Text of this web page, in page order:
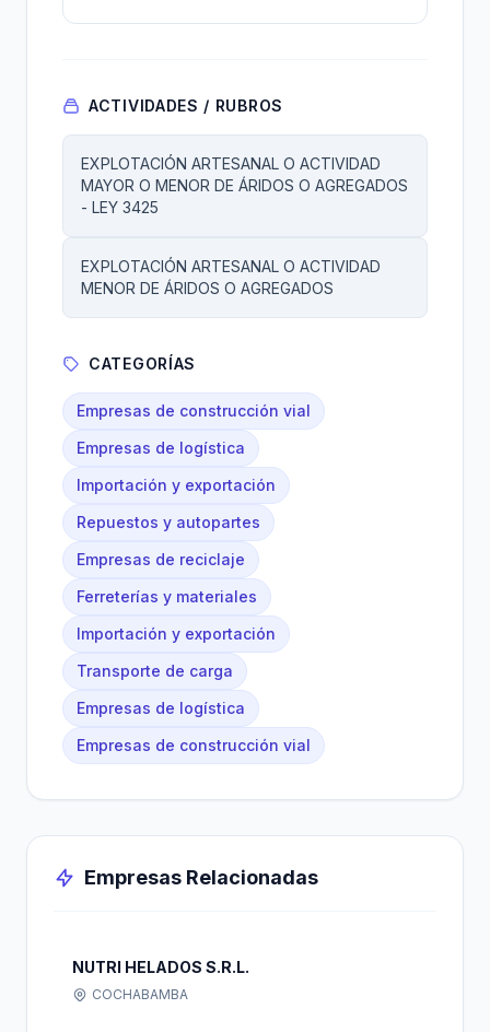
ACTIVIDADES / RUBROS
EXPLOTACIÓN ARTESANAL O ACTIVIDAD
MAYOR O MENOR DE ÁRIDOS O AGREGADOS
- LEY 3425
EXPLOTACIÓN ARTESANAL O ACTIVIDAD
MENOR DE ÁRIDOS O AGREGADOS
CATEGORÍAS
Empresas de construcción vial
Empresas de logística
Importación y exportación
Repuestos y autopartes
Empresas de reciclaje
Ferreterías y materiales
Importación y exportación
Transporte de carga
Empresas de logística
Empresas de construcción vial
Empresas Relacionadas
NUTRI HELADOS S.R.L.
COCHABAMBA